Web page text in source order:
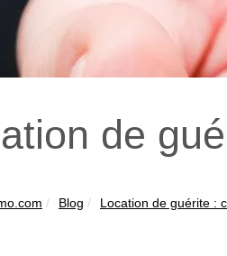
de
Blog Location de guérite :